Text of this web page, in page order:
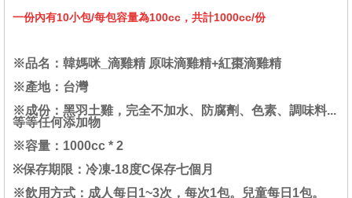
一份內有10小包/每包容量為100cc， 共計1000cc/份
※品名： 韓媽咪_滴雞精 原味滴雞精+紅棗滴雞精
※產地：台灣
※成份：黑羽土雞，完全不加水、防腐劑、色素、調味料...
等等任何添加物
※容量：1000cc * 2
※保存期限：冷凍-18度C保存七個月
※飲用方式：成人每日1~3次，每次1包。兒童每日1包。